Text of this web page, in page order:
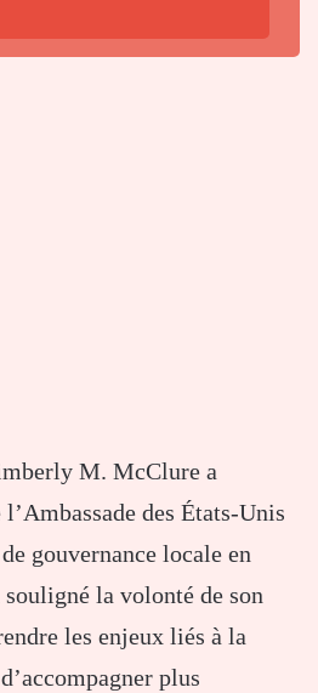
M. McClure a
des États-Unis
gouvernance locale en
la volonté de son
les enjeux liés à la
plus